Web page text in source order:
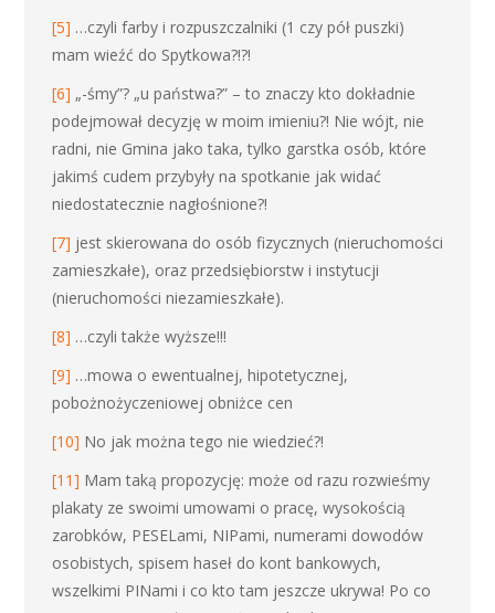
[5] …czyli farby i rozpuszczalniki (1 czy pół puszki)
mam wieźć do Spytkowa?!?!
[6] „-śmy”? „u państwa?” – to znaczy kto dokładnie
podejmował decyzję w moim imieniu?! Nie wójt, nie
radni, nie Gmina jako taka, tylko garstka osób, które
jakimś cudem przybyły na spotkanie jak widać
niedostatecznie nagłośnione?!
[7] jest skierowana do osób fizycznych (nieruchomości
zamieszkałe), oraz przedsiębiorstw i instytucji
(nieruchomości niezamieszkałe).
[8] …czyli także wyższe!!!
[9] …mowa o ewentualnej, hipotetycznej,
pobożnożyczeniowej obniżce cen
[10] No jak można tego nie wiedzieć?!
[11] Mam taką propozycję: może od razu rozwieśmy
plakaty ze swoimi umowami o pracę, wysokością
zarobków, PESELami, NIPami, numerami dowodów
osobistych, spisem haseł do kont bankowych,
wszelkimi PINami i co kto tam jeszcze ukrywa! Po co